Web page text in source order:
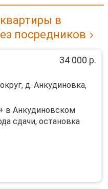
в
посредников
34 000 р.
д. Анкудиновка,
в Aнкудиновском
cдачи, ocтaнoвкa